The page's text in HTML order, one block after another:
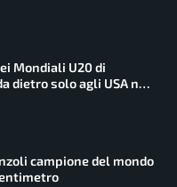
Mondiali U20 di
dietro solo agli USA nel
campione del mondo